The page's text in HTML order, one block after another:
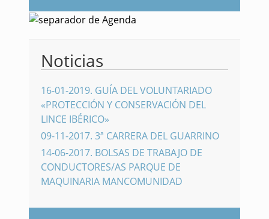
Noticias
16-01-2019. GUÍA DEL VOLUNTARIADO
«PROTECCIÓN Y CONSERVACIÓN DEL
LINCE IBÉRICO»
09-11-2017. 3ª CARRERA DEL GUARRINO
14-06-2017. BOLSAS DE TRABAJO DE
CONDUCTORES/AS PARQUE DE
MAQUINARIA MANCOMUNIDAD